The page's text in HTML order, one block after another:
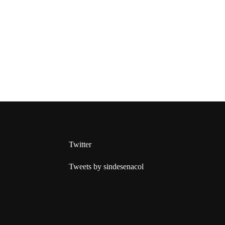
Twitter
Tweets by sindesenacol